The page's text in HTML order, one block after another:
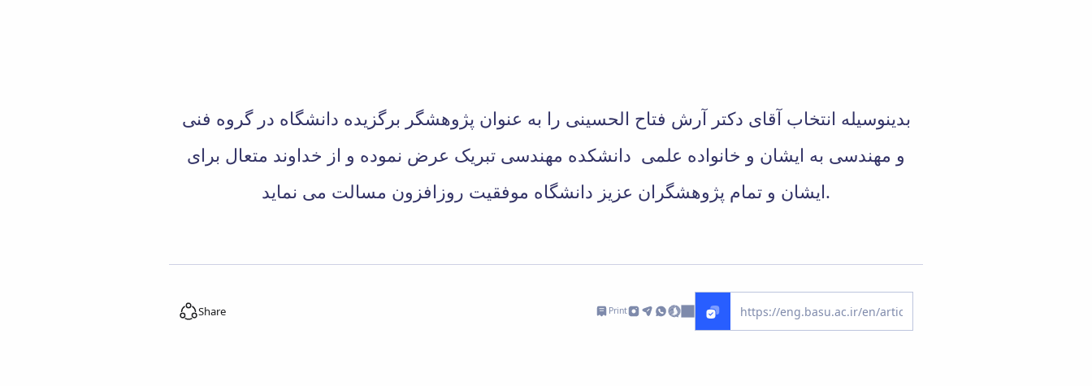
بدینوسیله انتخاب آقای دکتر آرش فتاح الحسینی را به عنوان پژوهشگر برگزیده دانشگاه در گروه فنی
و مهندسی به ایشان و خانواده علمی دانشکده مهندسی تبریک عرض نموده و از خداوند متعال برای
ایشان و تمام پژوهشگران عزیز دانشگاه موفقیت روزافزون مسالت می نماید.
Share Print